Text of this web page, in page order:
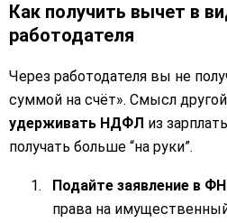
Как получить вычет в
работодателя
Через работодателя вы не
суммой на счёт». Смысл
удерживать НДФЛ из
получать больше “на руки”.
Подайте заявление в
права на